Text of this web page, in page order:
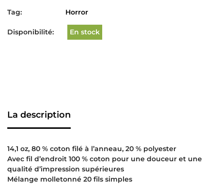
Tag:
Horror
Disponibilité: En stock
La description
14,1 oz, 80 % coton filé à l’anneau, 20 % polyester
Avec fil d’endroit 100 % coton pour une douceur et une
qualité d’impression supérieures
Mélange molletonné 20 fils simples